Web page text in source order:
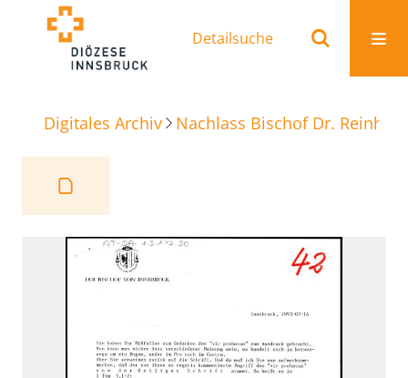
Detailsuche
Digitales Archiv Nachlass Bischof Dr.